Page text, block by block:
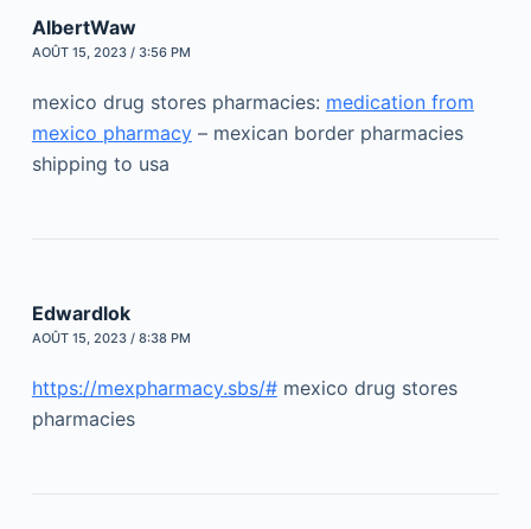
AlbertWaw
AOÛT 15, 2023 / 3:56 PM
mexico drug stores pharmacies: medication from
mexico pharmacy– mexican border pharmacies
shipping to usa
Edwardlok
AOÛT 15, 2023 / 8:38 PM
https://mexpharmacy.sbs/#mexico drug stores
pharmacies